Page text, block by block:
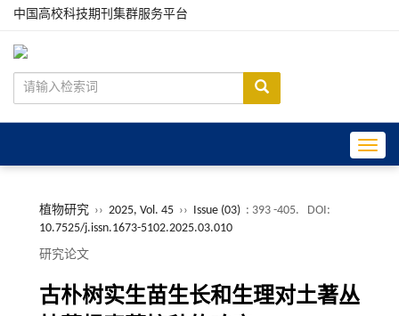
中国高校科技期刊集群服务平台
植物研究 ›› 2025, Vol. 45 ›› Issue (03) : 393 -405.
DOI:
10.7525/j.issn.1673-5102.2025.03.010
研究论文
古朴树实生苗生长和生理对土著丛